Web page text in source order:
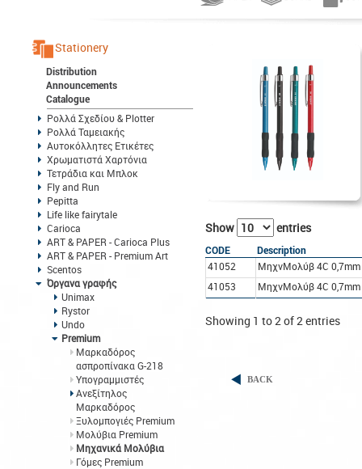
Stationery
Distribution
Announcements
Catalogue
Ρολλά Σχεδίου & Plotter
Ρολλά Ταμειακής
Αυτοκόλλητες Ετικέτες
Χρωματιστά Χαρτόνια
Τετράδια και Μπλοκ
Fly and Run
Pepitta
Life like fairytale
Carioca
ART & PAPER - Carioca Plus
ART & PAPER - Premium Art
Scentos
Όργανα γραφής
Unimax
Rystor
Undo
Premium
Μαρκαδόρος
ασπροπίνακα G-218
Υπογραμμιστές
Ανεξίτηλος
Μαρκαδόρος
Ξυλομπογιές Premium
Μολύβια Premium
Μηχανικά Μολύβια
Γόμες Premium
Show entries
CODE
Description
41052
ΜηχνΜολύβ 4C 0,7mm
41053
ΜηχνΜολύβ 4C 0,7mm
Showing 1 to 2 of 2 entries
BACK